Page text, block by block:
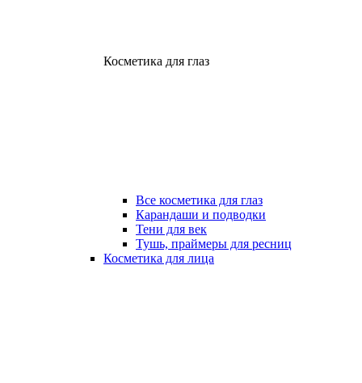
Косметика для глаз
Все косметика для глаз
Карандаши и подводки
Тени для век
Тушь, праймеры для ресниц
Косметика для лица